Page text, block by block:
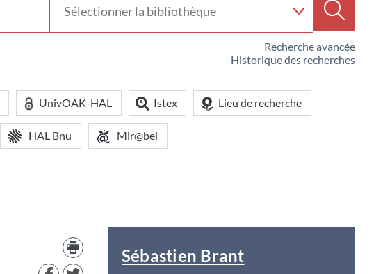
Recherche avancée
Historique des recherches
votre
UnivOAK-HAL Istex Lieu de recherche
HAL Bnu Mir@bel
documentSébastien Brant